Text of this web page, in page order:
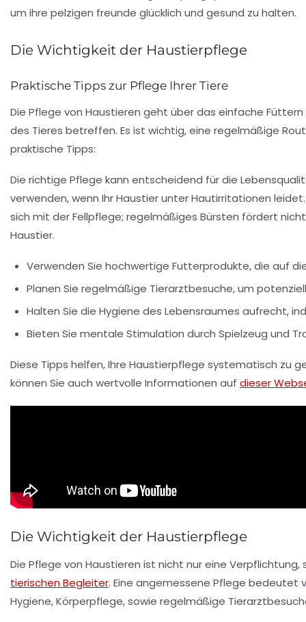
Die Wichtigkeit der Haustierpflege
Praktische Tipps zur Pflege Ihrer Tiere
Die Pflege von Haustieren geht über das einfache
des Tieres betreffen. Es ist wichtig, eine regelmäßige
praktische Tipps:
Die richtige Pflege kann entscheidend für die
verwenden, wenn Ihr Haustier unterHautirritationen
sich mit derFellpflege; regelmäßiges Bürsten fördert
Haustier.
Verwenden Sie hochwertige Futterprodukte, die auf
Planen Sie regelmäßige Tierarztbesuche, um
Halten Sie die Hygiene des Lebensraumes aufrecht,
Bieten Sie mentale Stimulation durch Spielzeug und
Diese Tipps helfen, Ihre Haustierpflege systematisch zu
können Sie auch wertvolle Informationen auf dieser
Die Wichtigkeit der Haustierpflege
Die Pflege von Haustieren ist nicht nur eine
tierischen Begleiter. Eine angemessene Pflege bedeutet
Hygiene,Körperpflege, sowie regelmäßige